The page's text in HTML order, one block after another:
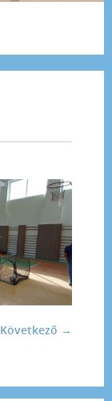
Következő →